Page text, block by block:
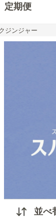
定期便
ジンジャー
並べ